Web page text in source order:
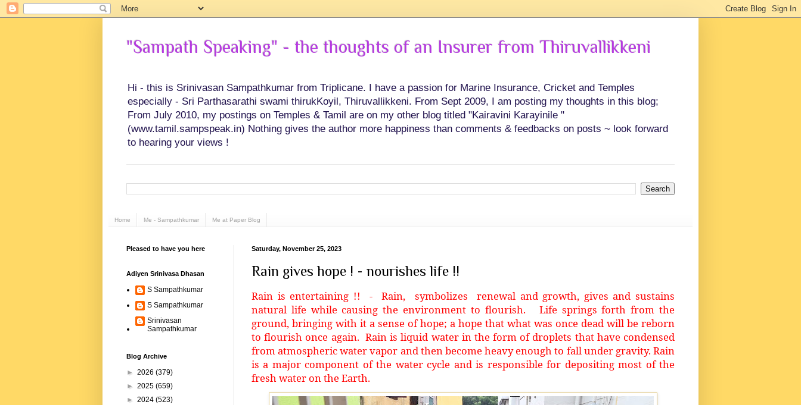
"Sampath Speaking" - the thoughts of an Insurer from Thiruvallikkeni
Hi - this is Srinivasan Sampathkumar from Triplicane. I have a passion for Marine Insurance, Cricket and Temples
especially - Sri Parthasarathi swami thirukKoyil, Thiruvallikkeni. From Sept 2009, I am posting my thoughts in this blog;
From July 2010, my postings on Temples & Tamil are on my other blog titled "Kairavini Karayinile "
(www.tamil.sampspeak.in) Nothing gives the author more happiness than comments & feedbacks on posts ~ look forward
to hearing your views !
Home Me - Sampathkumar Me at Paper Blog
Saturday, November 25, 2023
Rain gives hope ! - nourishes life !!
Rain is entertaining !! - Rain, symbolizes renewal and growth, gives and sustains
natural life while causing the environment to flourish. Life springs forth from the
ground, bringing with it a sense of hope; a hope that what was once dead will be reborn
to flourish once again. Rain is liquid water in the form of droplets that have condensed
from atmospheric water vapor and then become heavy enough to fall under gravity. Rain
is a major component of the water cycle and is responsible for depositing most of the
fresh water on the Earth.
Pleased to have you here
Adiyen Srinivasa Dhasan
S Sampathkumar
S Sampathkumar
Srinivasan
Sampathkumar
Blog Archive
► 2026 (379)
► 2025 (659)
► 2024 (523)